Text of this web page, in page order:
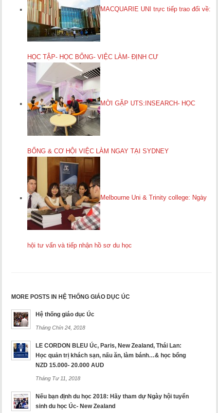
MACQUARIE UNI trực tiếp trao đổi về:
HỌC TẬP- HỌC BỔNG- VIỆC LÀM- ĐỊNH CƯ
MỜI GẶP UTS:INSEARCH- HỌC
BỔNG & CƠ HỘI VIỆC LÀM NGAY TẠI SYDNEY
Melbourne Uni & Trinity college: Ngày
hội tư vấn và tiếp nhận hồ sơ du học
MORE POSTS IN HỆ THỐNG GIÁO DỤC ÚC
Hệ thống giáo dục Úc
Tháng Chín 24, 2018
LE CORDON BLEU Úc, Paris, New Zealand, Thái Lan:
Học quản trị khách sạn, nấu ăn, làm bánh…& học bổng
NZD 15.000- 20.000 AUD
Tháng Tư 11, 2018
Nếu bạn định du học 2018: Hãy tham dự Ngày hội tuyển
sinh du học Úc- New Zealand